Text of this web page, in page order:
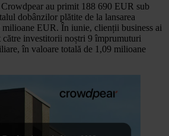
au primit 188 690 EUR sub
dobânzilor plătite de la lansarea
milioane EUR. În iunie, clienții business ai
către investitorii noștri 9 împrumuturi
în valoare totală de 1,09 milioane